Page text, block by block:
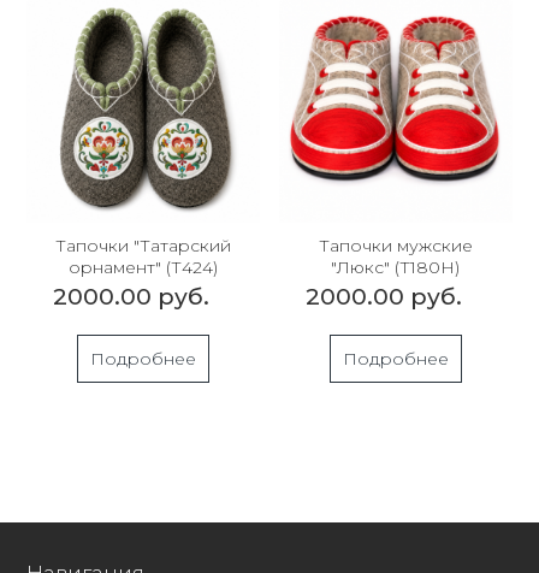
Тапочки "Татарский
орнамент" (Т424)
2000.00 руб.
Подробнее
Тапочки мужские
"Люкс" (Т180Н)
2000.00 руб.
Подробнее